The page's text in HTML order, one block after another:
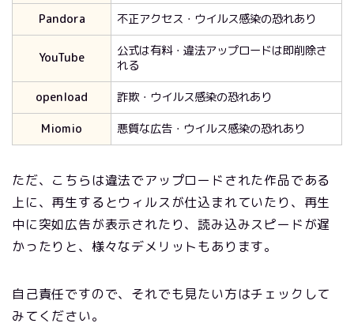
Pandora
不正アクセス・ウイルス感染の恐れあり
YouTube
公式は有料・違法アップロードは即削除さ
れる
openload
詐欺・ウイルス感染の恐れあり
Miomio
悪質な広告・ウイルス感染の恐れあり
ただ、こちらは違法でアップロードされた作品である
上に、再生するとウィルスが仕込まれていたり、再生
中に突如広告が表示されたり、読み込みスピードが遅
かったりと、様々なデメリットもあります。
自己責任ですので、それでも見たい方はチェックして
みてください。